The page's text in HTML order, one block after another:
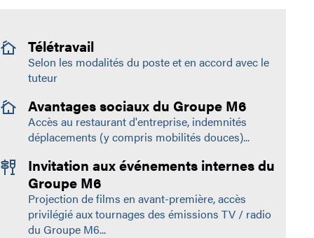
Télétravail
Selon les modalités du poste et en accord avec le
tuteur
Avantages sociaux du Groupe M6
Accès au restaurant d'entreprise, indemnités
déplacements (y compris mobilités douces)...
Invitation aux événements internes du
Groupe M6
Projection de films en avant-première, accès
privilégié aux tournages des émissions TV / radio
du Groupe M6...